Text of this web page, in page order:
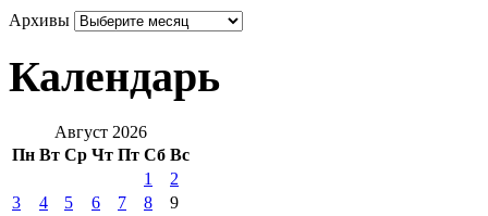
Архивы
Календарь
Август 2026
Пн Вт Ср Чт Пт Сб Вс
1
2
3
4 5 6 7 8
9